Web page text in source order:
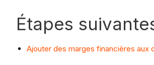
Étapes
Ajouter des marges financières